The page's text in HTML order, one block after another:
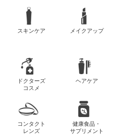
スキンケア メイクアップ
ドクターズ
コスメ
ヘアケア
コンタクト
レンズ
健康食品・
サプリメント